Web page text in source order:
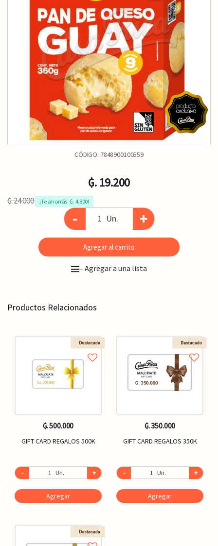
CÓDIGO: 7848900100559
₲. 19.200
₲. 24.000 ¡Te ahorrás  ₲. 4.800!
- Un. +
Agregar al carrito
+Agregar a una lista
Productos Relacionados
₲. 500.000
GIFT CARD REGALOS 500K
- Un. +
Agregar
₲. 350.000
GIFT CARD REGALOS 350K
- Un. +
Agregar